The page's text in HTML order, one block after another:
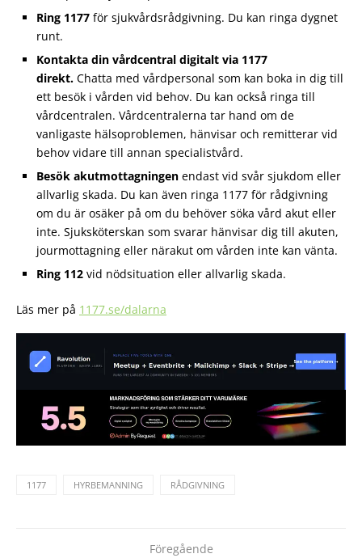
Ring 1177 för sjukvårdsrådgivning. Du kan ringa dygnet
runt.
Kontakta din vårdcentral digitalt via 1177
direkt. Chatta med vårdpersonal som kan boka in dig till
ett besök i vården vid behov. Du kan också ringa till
vårdcentralen. Vårdcentralerna tar hand om de
vanligaste hälsoproblemen, hänvisar och remitterar vid
behov vidare till annan specialistvård.
Besök akutmottagningen endast vid svår sjukdom eller
allvarlig skada. Du kan även ringa 1177 för rådgivning
om du är osäker på om du behöver söka vård akut eller
inte. Sjuksköterskan som svarar hänvisar dig till akuten,
jourmottagning eller närakut om vården inte kan vänta.
Ring 112 vid nödsituation eller allvarlig skada.
Läs mer på 1177.se/dalarna
1177 HYRBEMANNING RÅDGIVNING
Föregående